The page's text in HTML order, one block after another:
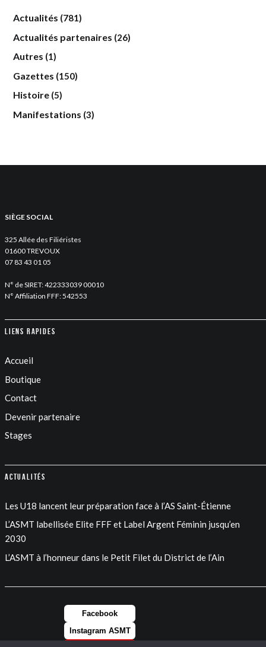
Actualités (781)
Actualités partenaires (26)
Autres (1)
Gazettes (150)
Histoire (5)
Manifestations (3)
SIÈGE SOCIAL
325 Allée des Filiéristes
01600 TREVOUX
07 83 43 01 05
N° de SIRET: 422333039 00010
N° Affiliation FFF: 542553
Liens rapides
Accueil
Boutique
Contact
Devenir partenaire
Stages
Actualités
Les U18 lancent leur préparation face à l’AS Saint-Étienne
L’ASMT labellisée Elite FFF et Label Argent Féminin jusqu’en
2030
L’ASMT à l’honneur dans le Petit Filet du District de l’Ain
Facebook
Instagram ASMT